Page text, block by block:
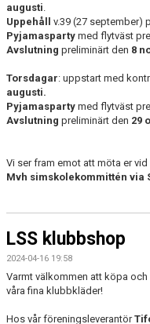
augusti
Uppehåll v.39 (27 september)
Pyjamasparty med flytväst
Avslutning preliminärt den 8
Torsdagar: uppstart med
augusti.
Pyjamasparty med flytväst
Avslutning preliminärt den 29
Vi ser fram emot att möta er
Mvh simskolekommittén via
LSS klubbshop
2024-04-16 19:58
Varmt välkommen att köpa
våra fina klubbkläder!
Hos vår föreningsleverantör